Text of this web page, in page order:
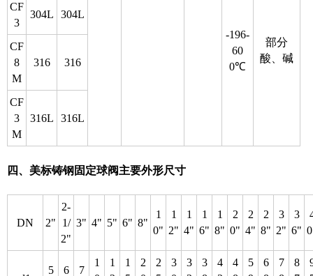
-196-
60
0℃
部分
酸、碱
CF
3
304L 304L
CF
8
M
316 316
CF
3
M
316L 316L
四、美标铸钢固定球阀主要外形尺寸
DN 2"
2-
1/
2"
3" 4" 5" 6" 8"
1
0"
1
2"
1
4"
1
6"
1
8"
2
0"
2
4"
2
8"
3
2"
3
6"
5 6 7
1
1
1
2
2
3
3
3
4
4
5
6
7
8